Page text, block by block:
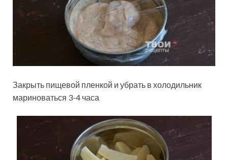
Закрыть пищевой пленкой и убрать в холодильник
мариноваться 3-4 часа